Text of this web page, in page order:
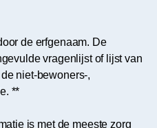
de erfgenaam. De
vragenlijst of lijst van
niet-bewoners-,
**
is met de meeste zorg